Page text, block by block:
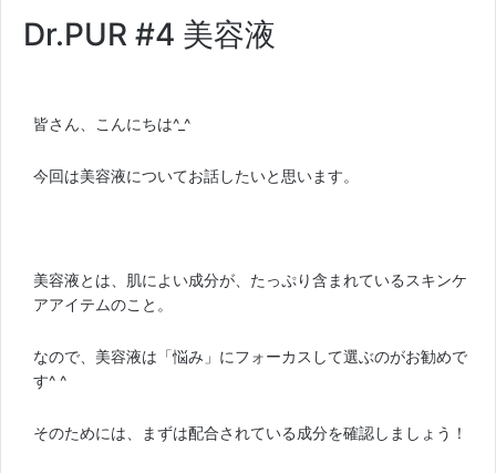
Dr.PUR #4 美容液
皆さん、こんにちは^_^
今回は美容液についてお話したいと思います。
美容液とは、肌によい成分が、たっぷり含まれているスキンケ
アアイテムのこと。
なので、美容液は「悩み」にフォーカスして選ぶのがお勧めで
す^ ^
そのためには、まずは配合されている成分を確認しましょう！